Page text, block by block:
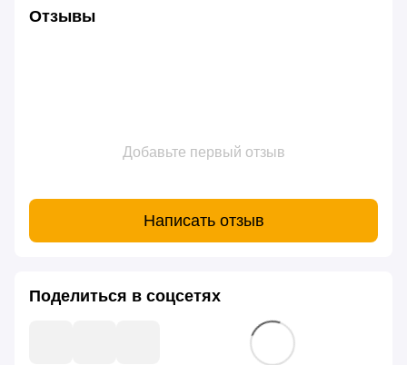
Отзывы
Добавьте первый отзыв
Написать отзыв
Поделиться в соцсетях